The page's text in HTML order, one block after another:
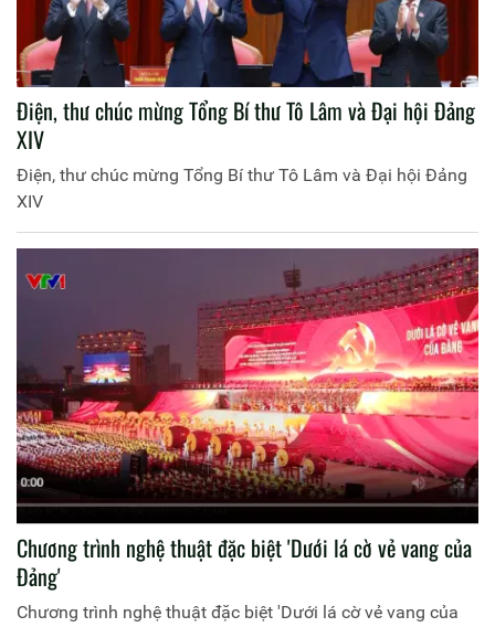
Điện, thư chúc mừng Tổng Bí thư Tô Lâm và Đại hội Đảng
XIV
Điện, thư chúc mừng Tổng Bí thư Tô Lâm và Đại hội Đảng
XIV
Chương trình nghệ thuật đặc biệt 'Dưới lá cờ vẻ vang của
Đảng'
Chương trình nghệ thuật đặc biệt 'Dưới lá cờ vẻ vang của